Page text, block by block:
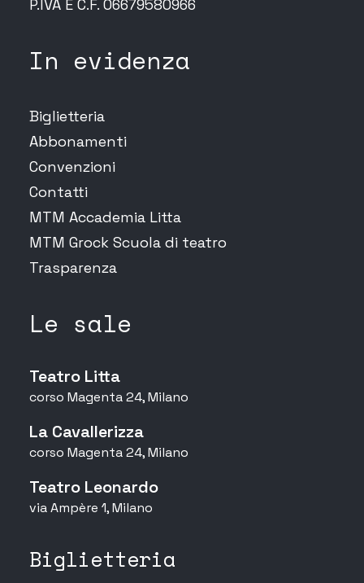
P.IVA E C.F. 06679580966
In evidenza
Biglietteria
Abbonamenti
Convenzioni
Contatti
MTM Accademia Litta
MTM Grock Scuola di teatro
Trasparenza
Le sale
Teatro Litta
corso Magenta 24, Milano
La Cavallerizza
corso Magenta 24, Milano
Teatro Leonardo
via Ampère 1, Milano
Biglietteria